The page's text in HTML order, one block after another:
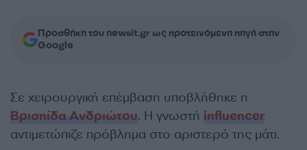
Προσθήκη του newsit.gr ως προτεινόμενη πηγή στην
Google
Σε χειρουργική επέμβαση υποβλήθηκε η
Βρισηίδα Ανδριώτου. Η γνωστή influencer
αντιμετώπιζε πρόβλημα στο αριστερό της μάτι.